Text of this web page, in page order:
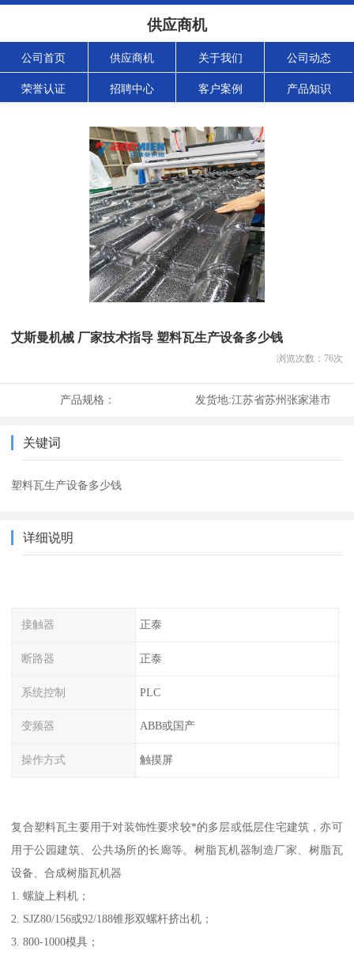
供应商机
公司首页 供应商机 关于我们 公司动态
荣誉认证 招聘中心 客户案例 产品知识
艾斯曼机械 厂家技术指导 塑料瓦生产设备多少钱
浏览次数： 76次
产品规格： 发货地:江苏省苏州张家港市
关键词
塑料瓦生产设备多少钱
详细说明
接触器 正泰
断路器 正泰
系统控制 PLC
变频器 ABB或国产
操作方式 触摸屏
复合塑料瓦主要用于对装饰性要求较*的多层或低层住宅建筑，亦可
用于公园建筑、公共场所的长廊等。树脂瓦机器制造厂家、树脂瓦
设备、合成树脂瓦机器
1. 螺旋上料机；
2. SJZ80/156或92/188锥形双螺杆挤出机；
3. 800-1000模具；